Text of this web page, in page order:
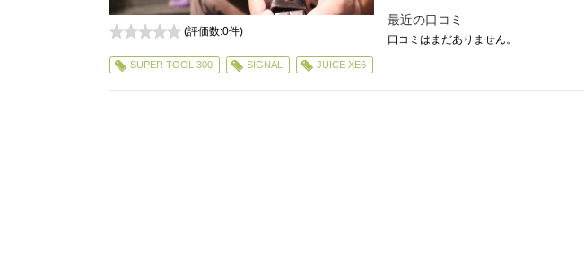
最近の口コミ
口コミはまだありません。
(評価数:0件)
SUPER TOOL 300 SIGNAL JUICE XE6